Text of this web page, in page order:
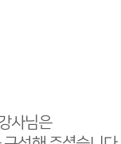
사님은